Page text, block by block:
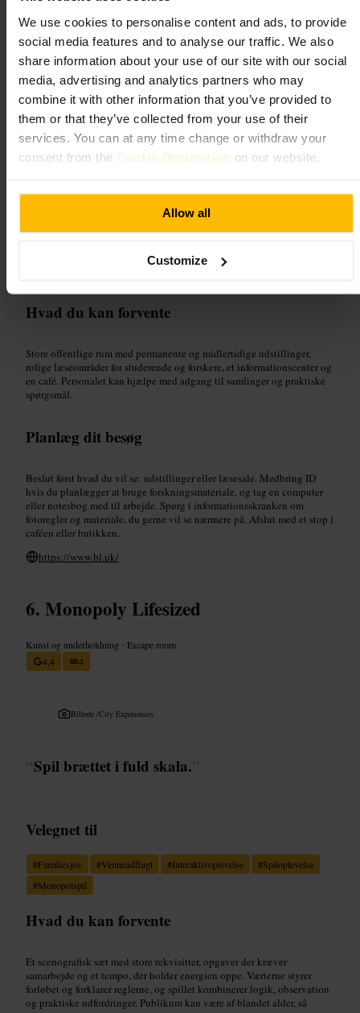
We use cookies to personalise content and ads, to provide
social media features and to analyse our traffic. We also
share information about your use of our site with our social
media, advertising and analytics partners who may
combine it with other information that you’ve provided to
them or that they’ve collected from your use of their
services. You can at any time change or withdraw your
consent from the Cookie Declaration on our website.
Allow all
Customize
Samfund og offentlig forvaltning•Bibliotek
Billede /
“Et stort hus for læsning, forskning og
Hvad du kan forvente
Store offentlige rum med permanente og midlertidige udstillinger,
rolige læseområder for studerende og forskere, et informationscenter og
en café. Personalet kan hjælpe med adgang til samlinger og praktiske
spørgsmål.
Planlæg dit besøg
Beslut først hvad du vil se: udstillinger eller læsesale. Medbring ID
hvis du planlægger at bruge forskningsmateriale, og tag en computer
eller notesbog med til arbejde. Spørg i informationsskranken om
fotoregler og materiale, du gerne vil se nærmere på. Afslut med et stop i
caféen eller butikken.
https://www.bl.uk/
Monopoly Lifesized
Kunst og underholdning • Escape room
4,4
4
Billede /City Experiences
“Spil brættet i fuld skala.”
Velegnet til
#Familiesjov #Venneudflugt #Interaktivoplevelse #Spiloplevelse
#Monopolspil
Hvad du kan forvente
Et scenografisk sæt med store rekvisitter, opgaver der kræver
samarbejde og et tempo, der holder energien oppe. Værterne styrer
forløbet og forklarer reglerne, og spillet kombinerer logik, observation
og praktiske udfordringer. Publikum kan være af blandet alder, så